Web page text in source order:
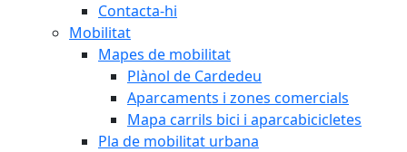
Contacta-hi
Mobilitat
Mapes de mobilitat
Plànol de Cardedeu
Aparcaments i zones comercials
Mapa carrils bici i aparcabicicletes
Pla de mobilitat urbana